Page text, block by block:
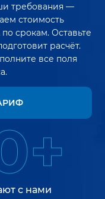
требования —
стоимость
срокам. Оставьте
расчёт.
все поля
с нами